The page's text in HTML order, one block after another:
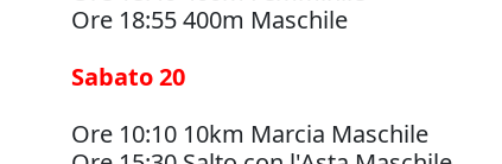
Ore 18:55 400m Maschile
Sabato 20
Ore 10:10 10km Marcia Maschile